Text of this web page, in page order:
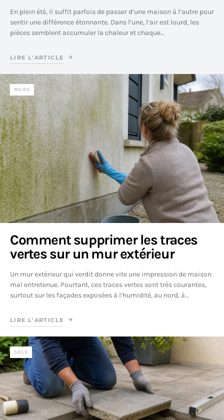
En plein été, il suffit parfois de passer d’une maison à l’autre pour
sentir une différence étonnante. Dans l’une, l’air est lourd, les
pièces semblent accumuler la chaleur et chaque…
LIRE L'ARTICLE
MURS
Comment supprimer les traces
vertes sur un mur extérieur
Un mur extérieur qui verdit donne vite une impression de maison
mal entretenue. Pourtant, ces traces vertes sont très courantes,
surtout sur les façades exposées à l’humidité, au nord, à…
LIRE L'ARTICLE
SOLS